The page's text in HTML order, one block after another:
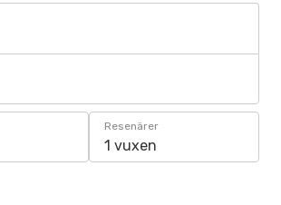
Resenärer
1 vuxen